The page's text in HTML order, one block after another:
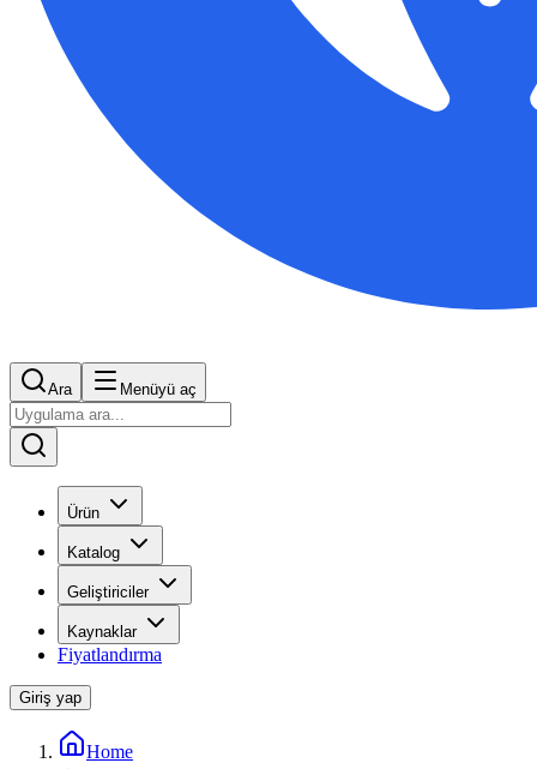
Ara Menüyü aç
Ürün
Katalog
Geliştiriciler
Kaynaklar
Fiyatlandırma
Giriş yap
Home